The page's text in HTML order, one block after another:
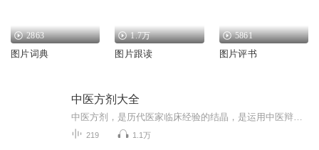
2863
图片词典
1.7万
图片跟读
5861
图片评书
中医方剂大全
219 1.1万